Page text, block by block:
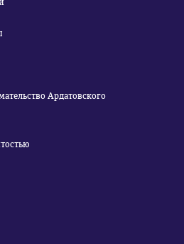
Ардатовского